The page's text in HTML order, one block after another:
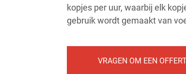
kopjes per uur, waarbij elk
gebruik wordt gemaakt van
VRAGEN OM EEN